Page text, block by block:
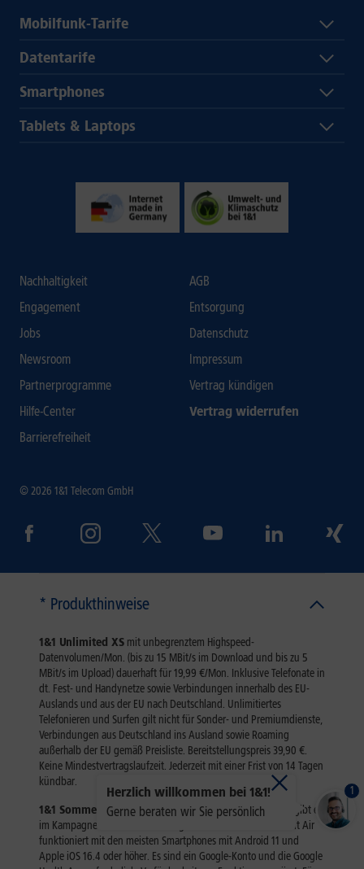
1
Herzlich willkommen bei 1&1!
Gerne beraten wir Sie persönlich
Mobilfunk-Tarife
Datentarife
Smartphones
Tablets & Laptops
Nachhaltigkeit
Engagement
Jobs
Newsroom
Partnerprogramme
Hilfe-Center
Barrierefreiheit
AGB
Entsorgung
Datenschutz
Impressum
Vertrag kündigen
Vertrag widerrufen
© 2026 1&1 Telecom GmbH